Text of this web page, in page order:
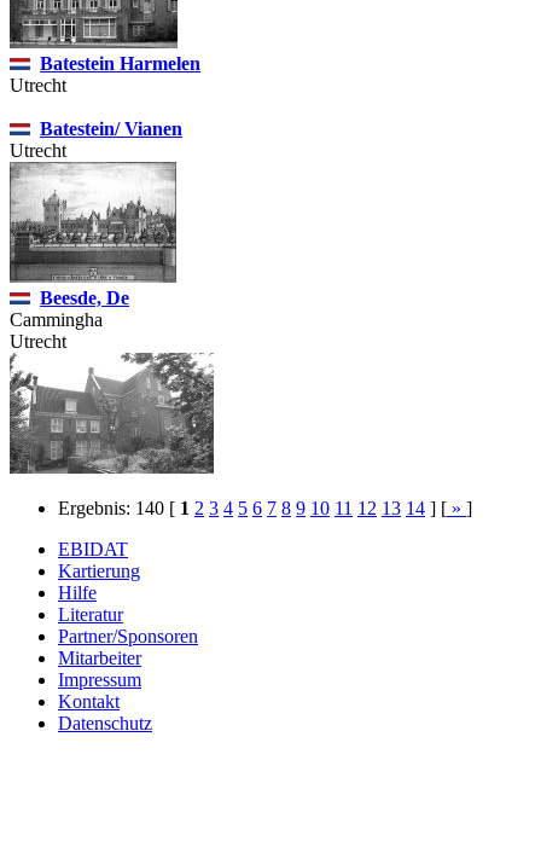
Batestein Harmelen
Utrecht
Batestein/ Vianen
Utrecht
Beesde, De
Cammingha
Utrecht
Ergebnis: 140 [ 1 2 3 4 5 6 7 8 9 10 11 12 13 14 ] [ » ]
EBIDAT
Kartierung
Hilfe
Literatur
Partner/Sponsoren
Mitarbeiter
Impressum
Kontakt
Datenschutz